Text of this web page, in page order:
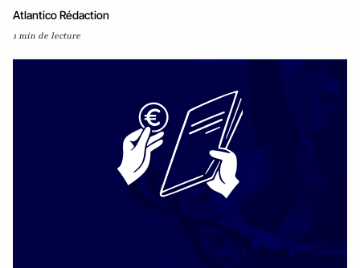
Atlantico Rédaction
1 min de lecture